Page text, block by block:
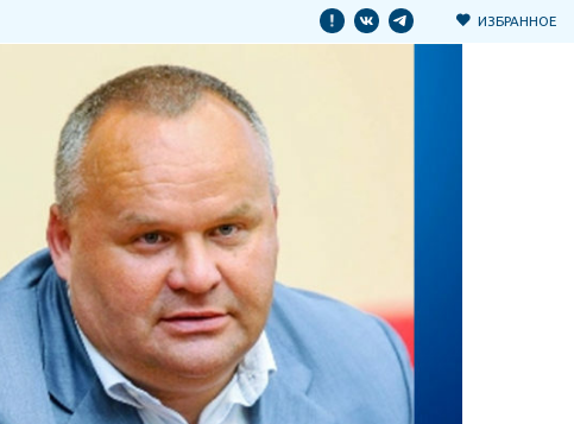
ИЗБРАННОЕ